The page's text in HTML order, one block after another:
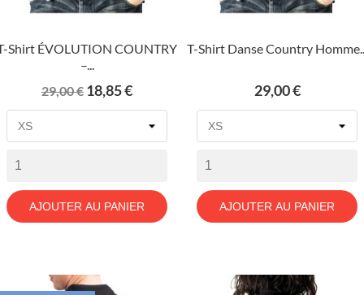
Shirt ÉVOLUTION COUNTRY
–...
Prix
de
29,00 € Prix
18,85 €
AJOUTER AU PANIER
T-Shirt Danse Country
Prix
29,00 €
AJOUTER AU PANIER